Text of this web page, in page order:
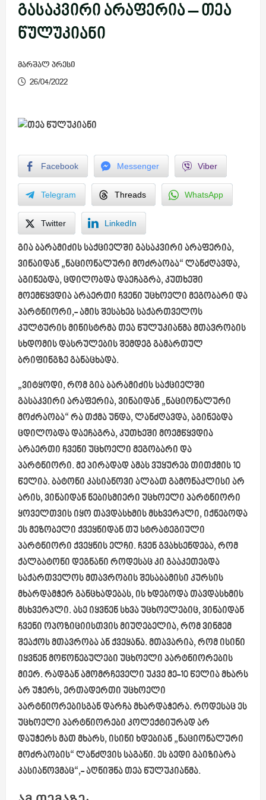
გასაკვირი არაფერია – თეა
წულუკიანი
მარშალ პრესი
26/04/2022
Facebook Messenger Viber
Telegram Threads WhatsApp
Twitter LinkedIn
გია ბარამიძის საქციელში გასაკვირი არაფერია,
ვინაიდან „ნაციონალური მოძრაობა“ ლანძღავდა,
აგინებდა, ცდილობდა დაეჩაგრა, კუთხეში
მოემწყვდია არაერთი ჩვენი უცხოელი მეგობარი და
პარტნიორი,- ამის შესახებ საქართველოს
კულტურის მინისტრმა თეა წულუკიანმა მთავრობის
სხდომის დასრულების შემდეგ გამართულ
ბრიფინგზე განაცხადა.
„ვიტყოდი, რომ გია ბარამიძის საქციელში
გასაკვირი არაფერია, ვინაიდან „ნაციონალური
მოძრაობა“ რა თქმა უნდა, ლანძღავდა, აგინებდა
ცდილობდა დაეჩაგრა, კუთხეში მოემწყვდია
არაერთი ჩვენი უცხოელი მეგობარი და
პარტნიორი. მე პირადად ამას ვუყურებ თითქმის 10
წელია. ბატონი კასიანოვი ალბათ გამონაკლისი არ
არის, ვინაიდან ნებისმიერი უცხოელი პარტნიორი
ყოველთვის იყო თავდასხმის მსხვერპლი, იქნებოდა
ეს მეზობელი ქვეყნიდან თუ სტრატეგიული
პარტნიორი ქვეყნის ელჩი. ჩვენ გვახსენდება, რომ
ქალბატონი დეგნანი როდესაც კი გააკეთებდა
საქართველოს მთავრობის შესაბამისი კურსის
მხარდამჭერ განცხადებას, ის ხდებოდა თავდასხმის
მსხვერპლი. ასე იყვნენ სხვა უცხოელებიც, ვინაიდან
ჩვენი ოპოზიციისთვის მიუღებელია, რომ ვინმემ
შეაქოს მთავრობა ან ქვეყანა. მთავარია, რომ ისინი
იყვნენ მოწონებულები უცხოელი პარტნიორების
მიერ. რადგან ამომრჩეველი უკვე მე-10 წელია მხარს
არ უჭერს, ერთადერთი უცხოელი
პარტნიორებისგან დარჩა მხარდაჭერა. როდესაც ეს
უცხოელი პარტნიორები კოლექტიურად არ
დაუჭერს მათ მხარს, ისინი ხდებიან „ნაციონალური
მოძრაობის“ ლანძღვის საგანი. ეს ბედი გაიზიარა
კასიანოვმაც“,-აღნიშნა თეა წულუკიანმა.